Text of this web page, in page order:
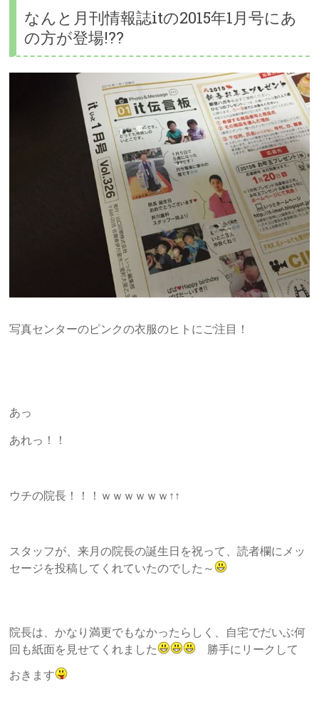
なんと月刊情報誌itの2015年1月号にあ
の方が登場!??
写真センターのピンクの衣服のヒトにご注目！
あっ
あれっ！！
ウチの院長！！！ｗｗｗｗｗｗ↑↑
スタッフが、来月の院長の誕生日を祝って、読者欄にメッ
セージを投稿してくれていたのでした～
院長は、かなり満更でもなかったらしく、自宅でだいぶ何
回も紙面を見せてくれました
勝手にリークして
おきます